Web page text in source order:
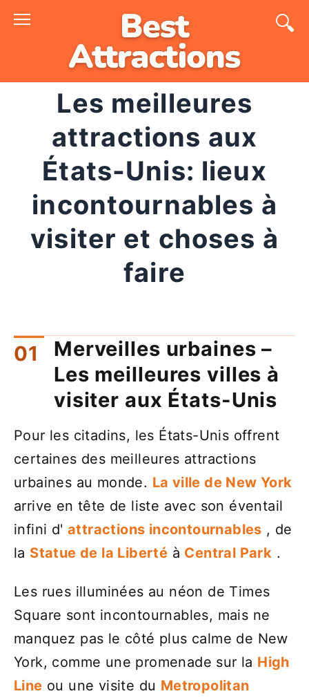
Skip
Les meilleures
attractions aux
États-Unis: lieux
incontournables à
visiter et choses à
faire
Merveilles urbaines –
Les meilleures villes à
visiter aux États-Unis
Pour les citadins, les États-Unis offrent
certaines des meilleures attractions
urbaines au monde. La ville de New York
arrive en tête de liste avec son éventail
infini d'attractions incontournables , de
la Statue de la Liberté à Central Park .
Les rues illuminées au néon de Times
Square sont incontournables, mais ne
manquez pas le côté plus calme de New
York, comme une promenade sur la High
Line ou une visite du Metropolitan